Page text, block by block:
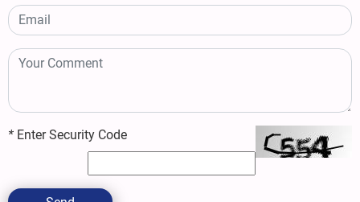
* Enter Security Code